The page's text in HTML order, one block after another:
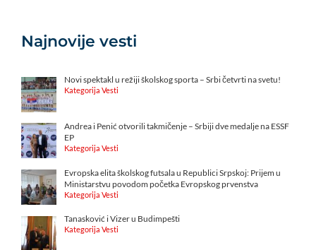
Najnovije vesti
Novi spektakl u režiji školskog sporta – Srbi četvrti na svetu!
Kategorija Vesti
Andrea i Penić otvorili takmičenje – Srbiji dve medalje na ESSF
EP
Kategorija Vesti
Evropska elita školskog futsala u Republici Srpskoj: Prijem u
Ministarstvu povodom početka Evropskog prvenstva
Kategorija Vesti
Tanasković i Vizer u Budimpešti
Kategorija Vesti